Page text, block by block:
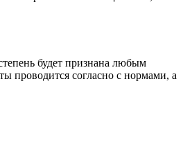
будет признана любым
проводится согласно с нормами, а